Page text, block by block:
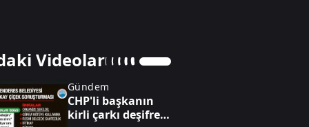
Videolar
Gündem
CHP'li başkanın
kirli çarkı deşifre